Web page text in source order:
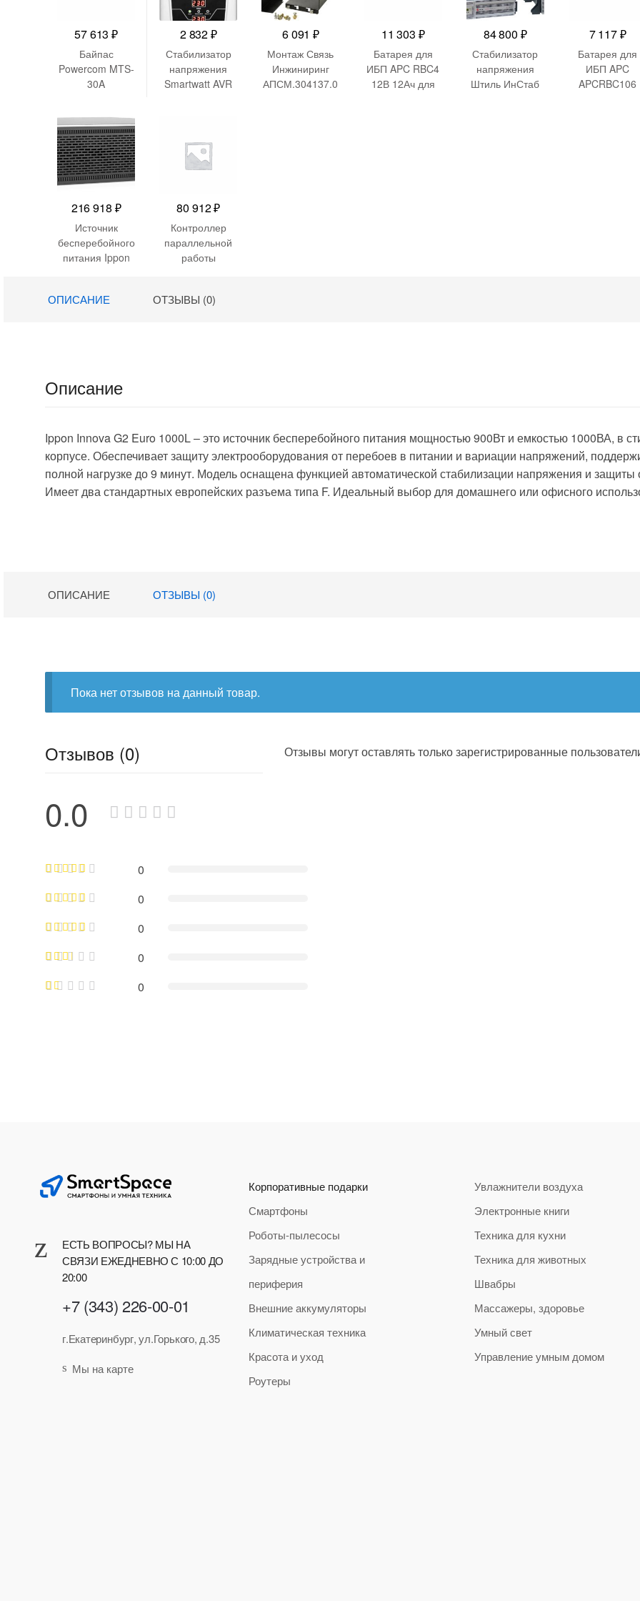
57 613₽
Байпас
Powercom MTS-
30A
2 832₽
Стабилизатор
напряжения
Smartwatt AVR
6 091₽
Монтаж Связь
Инжиниринг
АПСМ.304137.0
11 303 ₽
Батарея для
ИБП APC RBC4
12В 12Ач для
84 800 ₽
Стабилизатор
напряжения
Штиль ИнСтаб
7 117₽
Батарея для
ИБП APC
APCRBC106
216 918 ₽
Источник
бесперебойного
питания Ippon
10000Вт
80 912₽
Контроллер
параллельной
работы
VGD-II 30K33-B
ОПИСАНИЕ ОТЗЫВЫ (0)
Описание
Ippon Innova G2 Euro 1000L – это источник бесперебойного питания мощностью 900Вт и емкостью 1000ВА, в
корпусе. Обеспечивает защиту электрооборудования от перебоев в питании и вариации напряжений,
полной нагрузке до 9 минут. Модель оснащена функцией автоматической стабилизации напряжения и защиты
Имеет два стандартных европейских разъема типа F. Идеальный выбор для домашнего или офисного
ОПИСАНИЕ ОТЗЫВЫ (0)
Пока нет отзывов на данный товар.
Отзывов (0)
0.0
0
0
0
0
0
Отзывы могут оставлять только зарегистрированные
ЕСТЬ ВОПРОСЫ? МЫ НА
СВЯЗИ ЕЖЕДНЕВНО С 10:00 ДО
20:00
+7 (343) 226-00-01
г.Екатеринбург, ул.Горького, д.35
Мы на карте
Корпоративные подарки
Смартфоны
Роботы-пылесосы
Зарядные устройства и
периферия
Внешние аккумуляторы
Климатическая техника
Красота и уход
Роутеры
Увлажнители воздуха
Электронные книги
Техника для кухни
Техника для животных
Швабры
Массажеры, здоровье
Умный свет
Управление умным домом